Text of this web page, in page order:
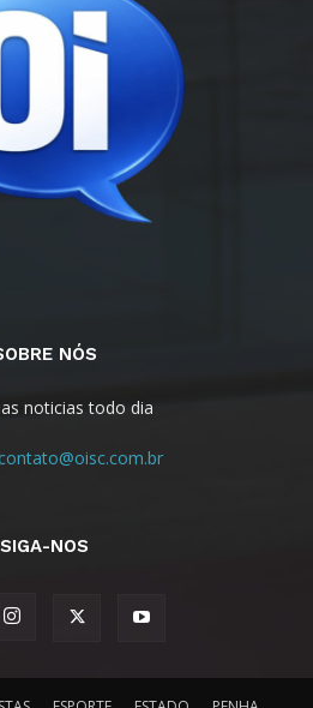
NÓS
noticias todo dia
contato@oisc.com.br
SIGA-NOS